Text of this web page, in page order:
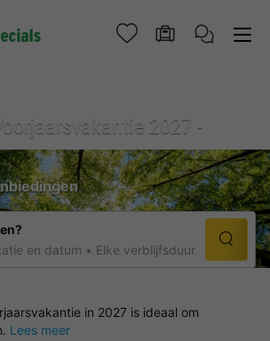
2027 -
en datum
Elke verblijfsduur
in 2027 is ideaal om
Lees meer